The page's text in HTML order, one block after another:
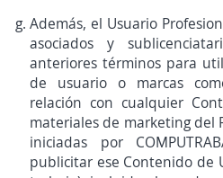
Además, el Usuario
asociados y
anteriores términos para
de usuario o marcas
relación con cualquier
materiales de marketing del
iniciadas por
publicitar ese Contenido de